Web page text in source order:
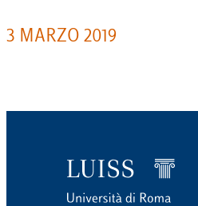
3 MARZO 2019